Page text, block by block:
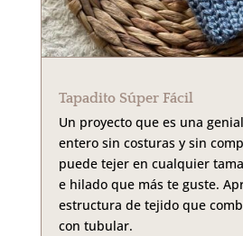
Tapadito Súper Fácil
Un proyecto que es una
entero sin costuras y sin
puede tejer en cualquier
e hilado que más te guste.
estructura de tejido que
con tubular.